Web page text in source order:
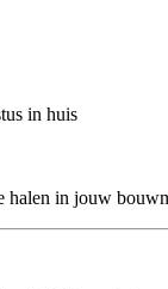
in huis
halen in jouw